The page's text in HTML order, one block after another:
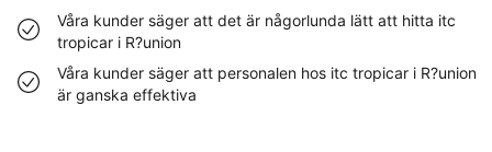
Våra kunder säger att det är någorlunda lätt att hitta itc
tropicar i R?union
Våra kunder säger att personalen hos itc tropicar i R?union
är ganska effektiva